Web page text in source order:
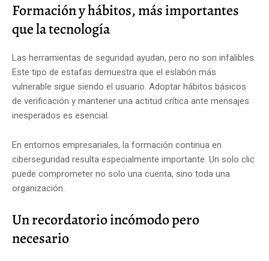
Formación y hábitos, más importantes
que la tecnología
Las herramientas de seguridad ayudan, pero no son infalibles.
Este tipo de estafas demuestra que el eslabón más
vulnerable sigue siendo el usuario. Adoptar hábitos básicos
de verificación y mantener una actitud crítica ante mensajes
inesperados es esencial.
En entornos empresariales, la formación continua en
ciberseguridad resulta especialmente importante. Un solo clic
puede comprometer no solo una cuenta, sino toda una
organización.
Un recordatorio incómodo pero
necesario